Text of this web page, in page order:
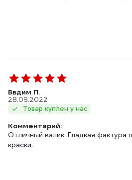
Ввдим П.
28.09.2022
Товар куплен у нас
Комментарий:
Отличный валик. Гладкая фактура
краски.